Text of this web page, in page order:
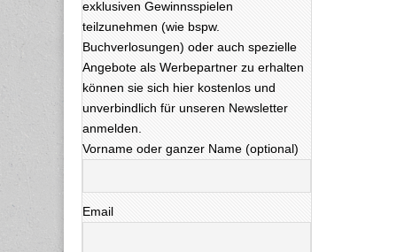
exklusiven Gewinnsspielen
teilzunehmen (wie bspw.
Buchverlosungen) oder auch spezielle
Angebote als Werbepartner zu erhalten
können sie sich hier kostenlos und
unverbindlich für unseren Newsletter
anmelden.
Vorname oder ganzer Name (optional)
Email